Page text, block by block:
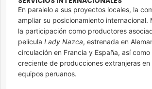
En paralelo a sus proyectos locales, la
ampliar su posicionamiento internacional.
la participación como productores
película Lady Nazca, estrenada en
circulación en Francia y España, así
creciente de producciones extranjeras en
equipos peruanos.